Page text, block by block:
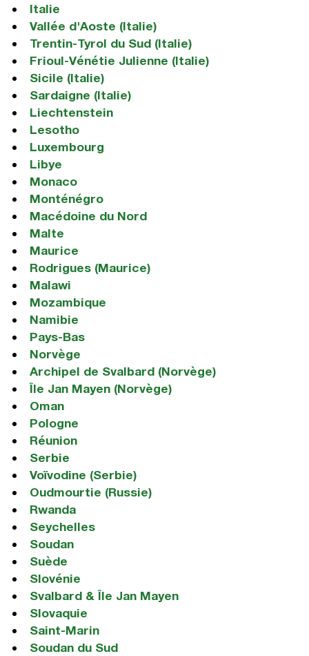
Italie
Vallée d'Aoste (Italie)
Trentin-Tyrol du Sud (Italie)
Frioul-Vénétie Julienne (Italie)
Sicile (Italie)
Sardaigne (Italie)
Liechtenstein
Lesotho
Luxembourg
Libye
Monaco
Monténégro
Macédoine du Nord
Malte
Maurice
Rodrigues (Maurice)
Malawi
Mozambique
Namibie
Pays-Bas
Norvège
Archipel de Svalbard (Norvège)
Île Jan Mayen (Norvège)
Oman
Pologne
Réunion
Serbie
Voïvodine (Serbie)
Oudmourtie (Russie)
Rwanda
Seychelles
Soudan
Suède
Slovénie
Svalbard & Île Jan Mayen
Slovaquie
Saint-Marin
Soudan du Sud